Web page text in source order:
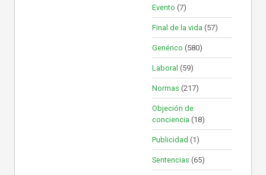
Evento (7)
Final de la vida (57)
Genérico (580)
Laboral (59)
Normas (217)
Objeción de
conciencia (18)
Publicidad (1)
Sentencias (65)